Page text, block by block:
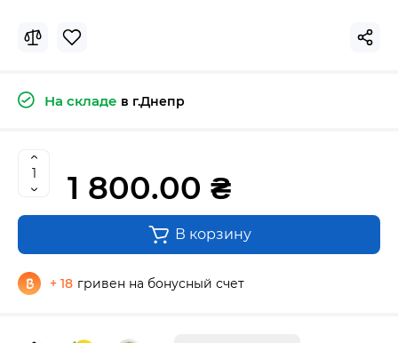
На складе в г.Днепр
1 800.00 ₴
В корзину
+ 18 гривен на бонусный счет